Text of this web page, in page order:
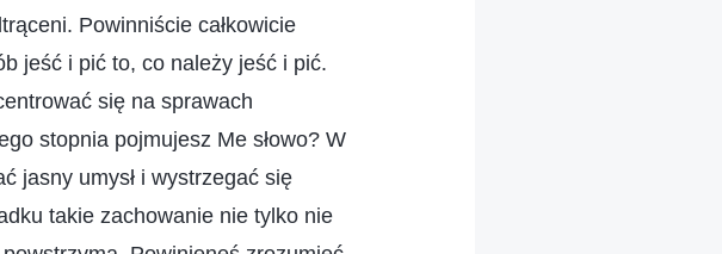
Powinniście całkowicie
jeść i pić to, co należy jeść i pić.
się na sprawach
stopnia pojmujesz Me słowo? W
jasny umysł i wystrzegać się
takie zachowanie nie tylko nie